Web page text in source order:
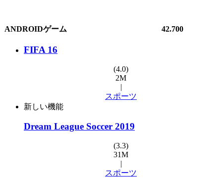
ANDROIDゲーム 42.700
FIFA 16
(4.0)
2M
|
スポーツ
新しい機能
Dream League Soccer 2019
(3.3)
31M
|
スポーツ